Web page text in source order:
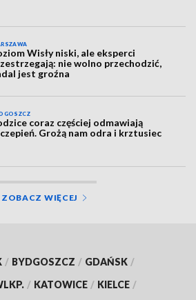
Wisły niski, ale eksperci
nie wolno przechodzić,
jest groźna
coraz częściej odmawiają
Grożą nam odra i krztusiec
ZOBACZ WIĘCEJ
/ BYDGOSZCZ / GDAŃSK /
/ KATOWICE / KIELCE /